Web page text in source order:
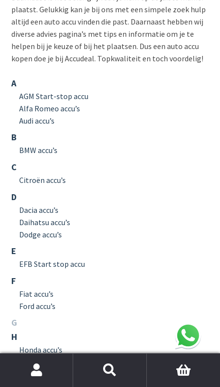
plaatst. Gelukkig kan je bij ons met een simpele zoek hulp
altijd een auto accu vinden die past. Daarnaast hebben wij
diverse advies pagina’s met tips en informatie om je te
helpen bij je keuze of bij het plaatsen. Dus een auto accu
kopen doe je bij Accudeal. Topkwaliteit en toch voordelig!
A
AGM Start-stop accu
Alfa Romeo accu’s
Audi accu’s
B
BMW accu’s
C
Citroën accu’s
D
Dacia accu’s
Daihatsu accu’s
Dodge accu’s
E
EFB Start stop accu
F
Fiat accu’s
Ford accu’s
G
H
Honda accu’s
Hoe monteer je zelf een auto accu?
Hummer accu’s